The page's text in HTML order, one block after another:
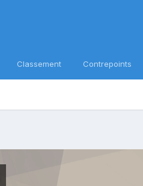
Classement Contrepoints